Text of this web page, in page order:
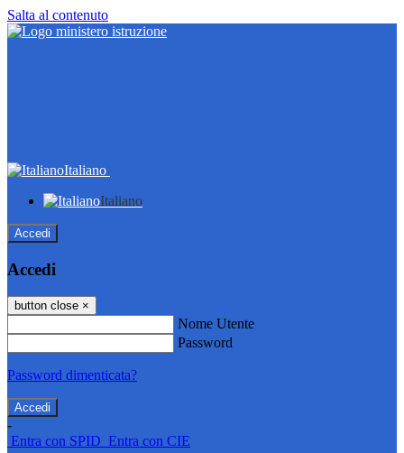
Salta al contenuto
Italiano
Italiano
Accedi
Accedi
button close ×
Nome Utente
Password
Password dimenticata?
-
Entra con SPID Entra con CIE